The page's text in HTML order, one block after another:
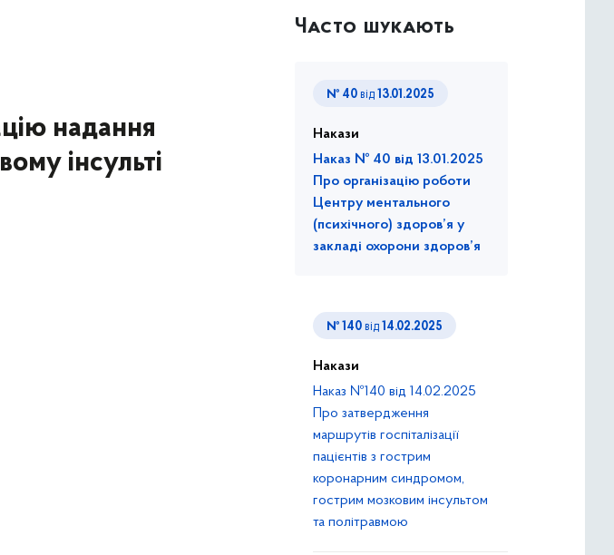
надання
інсульті
Часто шукають
№ 40 від 13.01.2025
Накази
Наказ № 40 від 13.01.2025
Про організацію роботи
Центру ментального
(психічного) здоров’я у
закладі охорони здоров’я
№ 140 від 14.02.2025
Накази
Наказ №140 від 14.02.2025
Про затвердження
маршрутів госпіталізації
пацієнтів з гострим
коронарним синдромом,
гострим мозковим інсультом
та політравмою